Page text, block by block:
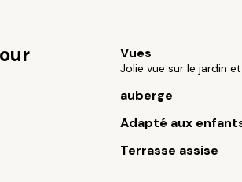
Vues
Jolie vue sur le jardin
auberge
Adapté aux
Terrasse assise